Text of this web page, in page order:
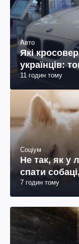
Авто
Які
українців:
11 годин тому
Соціум
Не так, як у
спати
7 годин тому